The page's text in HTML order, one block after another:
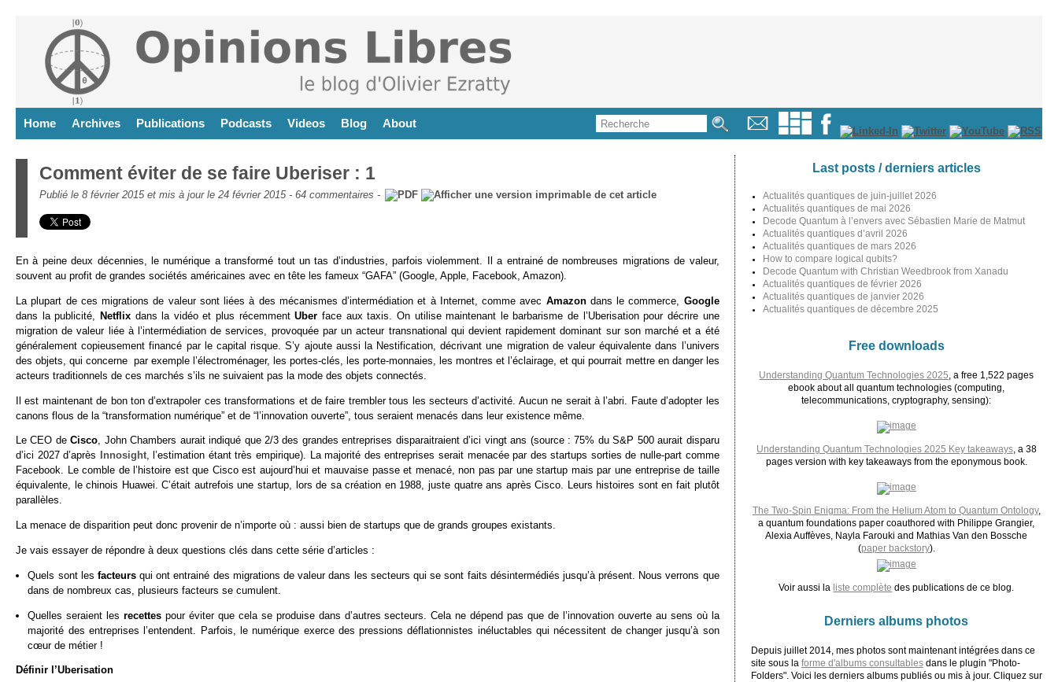
Home Archives Publications Podcasts Videos Blog About
Comment éviter de se faire Uberiser : 1
Publié le 8 février 2015 et mis à jour le 24 février 2015 - 64 commentaires -
En à peine deux décennies, le numérique a transformé tout un tas d’industries, parfois violemment. Il a entrainé de nombreuses migrations de valeur,
souvent au profit de grandes sociétés américaines avec en tête les fameux “GAFA” (Google, Apple, Facebook, Amazon).
La plupart de ces migrations de valeur sont liées à des mécanismes d’intermédiation et à Internet, comme avec Amazon dans le commerce, Google
dans la publicité,
Netflix dans la vidéo et plus récemmentUber face aux taxis. On utilise maintenant le barbarisme de l’Uberisation pour décrire une
migration de valeur liée à l’intermédiation de services, provoquée par un acteur transnational qui devient rapidement dominant sur son marché et a été
généralement copieusement financé par le capital risque. S’y ajoute aussi la Nestification, décrivant une migration de valeur équivalente dans l’univers
des objets, qui concerne par exemple l’électroménager, les portes-clés, les porte-monnaies, les montres et l’éclairage, et qui pourrait mettre en danger les
acteurs traditionnels de ces marchés s’ils ne suivaient pas la mode des objets connectés.
Il est maintenant de bon ton d’extrapoler ces transformations et de faire trembler tous les secteurs d’activité. Aucun ne serait à l’abri. Faute d’adopter les
canons flous de la “transformation numérique” et de “l’innovation ouverte”, tous seraient menacés dans leur existence même.
Le CEO deCisco, John Chambers aurait indiqué que 2/3 des grandes entreprises disparaitraient d’ici vingt ans (source : 75% du S&P 500 aurait disparu
d’ici 2027 d’après
Innosight, l’estimation étant très empirique). La majorité des entreprises serait menacée par des startups sorties de nulle-part comme
Facebook. Le comble de l’histoire est que Cisco est aujourd’hui et mauvaise passe et menacé, non pas par une startup mais par une entreprise de taille
équivalente, le chinois Huawei. C’était autrefois une startup, lors de sa création en 1988, juste quatre ans après Cisco. Leurs histoires sont en fait plutôt
parallèles.
La menace de disparition peut donc provenir de n’importe où : aussi bien de startups que de grands groupes existants.
Je vais essayer de répondre à deux questions clés dans cette série d’articles :
Quels sont les facteursqui ont entrainé des migrations de valeur dans les secteurs qui se sont faits désintermédiés jusqu’à présent. Nous verrons que
dans de nombreux cas, plusieurs facteurs se cumulent.
Quelles seraient lesrecettes pour éviter que cela se produise dans d’autres secteurs. Cela ne dépend pas que de l’innovation ouverte au sens où la
majorité des entreprises l’entendent. Parfois, le numérique exerce des pressions déflationnistes inéluctables qui nécessitent de changer jusqu’à son
cœur de métier !
Définir l’Uberisation
Last posts / derniers articles
Actualités quantiques de juin-juillet 2026
Actualités quantiques de mai 2026
Decode Quantum à l’envers avec Sébastien Marie de Matmut
Actualités quantiques d’avril 2026
Actualités quantiques de mars 2026
How to compare logical qubits?
Decode Quantum with Christian Weedbrook from Xanadu
Actualités quantiques de février 2026
Actualités quantiques de janvier 2026
Actualités quantiques de décembre 2025
Free downloads
Understanding Quantum Technologies 2025 , a free 1,522 pages
ebook about all quantum technologies (computing,
telecommunications, cryptography, sensing):
Understanding Quantum Technologies 2025 Key takeaways, a 38
pages version with key takeaways from the eponymous book.
The Two-Spin Enigma: From the Helium Atom to Quantum Ontology,
a quantum foundations paper coauthored with Philippe Grangier,
Alexia Auffèves, Nayla Farouki and Mathias Van den Bossche
(paper backstory).
Voir aussi la liste complète des publications de ce blog.
Derniers albums photos
Depuis juillet 2014, mes photos sont maintenant intégrées dans ce
site sous la forme d'albums consultablesdans le plugin "Photo-
Folders". Voici les derniers albums publiés ou mis à jour. Cliquez sur